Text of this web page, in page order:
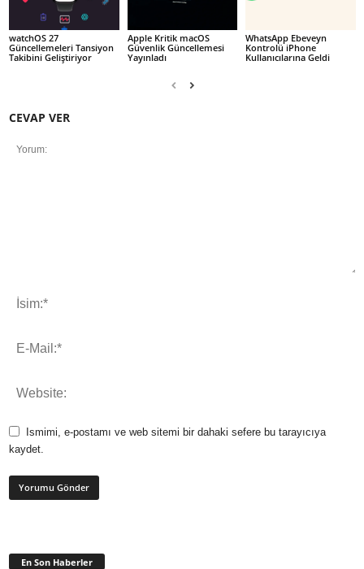
watchOS 27
Güncellemeleri Tansiyon
Takibini Geliştiriyor
Apple Kritik macOS
Güvenlik Güncellemesi
Yayınladı
WhatsApp Ebeveyn
Kontrolü iPhone
Kullanıcılarına Geldi
CEVAP VER
Ismimi, e-postamı ve web sitemi bir dahaki sefere bu tarayıcıya
kaydet.
En Son Haberler